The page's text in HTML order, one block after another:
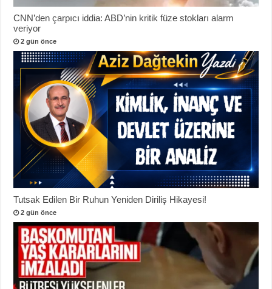
CNN’den çarpıcı iddia: ABD’nin kritik füze stokları alarm
veriyor
2 gün önce
Tutsak Edilen Bir Ruhun Yeniden Diriliş Hikayesi!
2 gün önce